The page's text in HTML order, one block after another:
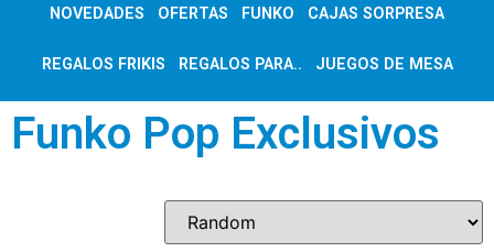
NOVEDADES OFERTAS FUNKO CAJAS SORPRESA
REGALOS FRIKIS REGALOS PARA.. JUEGOS DE MESA
Funko Pop Exclusivos